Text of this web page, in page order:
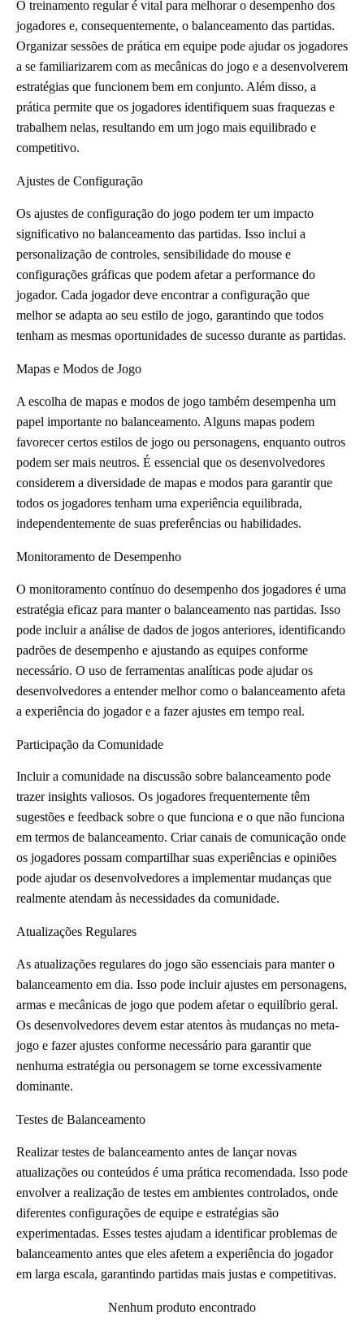
O treinamento regular é vital para melhorar o desempenho dos
jogadores e, consequentemente, o balanceamento das partidas.
Organizar sessões de prática em equipe pode ajudar os jogadores
a se familiarizarem com as mecânicas do jogo e a desenvolverem
estratégias que funcionem bem em conjunto. Além disso, a
prática permite que os jogadores identifiquem suas fraquezas e
trabalhem nelas, resultando em um jogo mais equilibrado e
competitivo.
Ajustes de Configuração
Os ajustes de configuração do jogo podem ter um impacto
significativo no balanceamento das partidas. Isso inclui a
personalização de controles, sensibilidade do mouse e
configurações gráficas que podem afetar a performance do
jogador. Cada jogador deve encontrar a configuração que
melhor se adapta ao seu estilo de jogo, garantindo que todos
tenham as mesmas oportunidades de sucesso durante as partidas.
Mapas e Modos de Jogo
A escolha de mapas e modos de jogo também desempenha um
papel importante no balanceamento. Alguns mapas podem
favorecer certos estilos de jogo ou personagens, enquanto outros
podem ser mais neutros. É essencial que os desenvolvedores
considerem a diversidade de mapas e modos para garantir que
todos os jogadores tenham uma experiência equilibrada,
independentemente de suas preferências ou habilidades.
Monitoramento de Desempenho
O monitoramento contínuo do desempenho dos jogadores é uma
estratégia eficaz para manter o balanceamento nas partidas. Isso
pode incluir a análise de dados de jogos anteriores, identificando
padrões de desempenho e ajustando as equipes conforme
necessário. O uso de ferramentas analíticas pode ajudar os
desenvolvedores a entender melhor como o balanceamento afeta
a experiência do jogador e a fazer ajustes em tempo real.
Participação da Comunidade
Incluir a comunidade na discussão sobre balanceamento pode
trazer insights valiosos. Os jogadores frequentemente têm
sugestões e feedback sobre o que funciona e o que não funciona
em termos de balanceamento. Criar canais de comunicação onde
os jogadores possam compartilhar suas experiências e opiniões
pode ajudar os desenvolvedores a implementar mudanças que
realmente atendam às necessidades da comunidade.
Atualizações Regulares
As atualizações regulares do jogo são essenciais para manter o
balanceamento em dia. Isso pode incluir ajustes em personagens,
armas e mecânicas de jogo que podem afetar o equilíbrio geral.
Os desenvolvedores devem estar atentos às mudanças no meta-
jogo e fazer ajustes conforme necessário para garantir que
nenhuma estratégia ou personagem se torne excessivamente
dominante.
Testes de Balanceamento
Realizar testes de balanceamento antes de lançar novas
atualizações ou conteúdos é uma prática recomendada. Isso pode
envolver a realização de testes em ambientes controlados, onde
diferentes configurações de equipe e estratégias são
experimentadas. Esses testes ajudam a identificar problemas de
balanceamento antes que eles afetem a experiência do jogador
em larga escala, garantindo partidas mais justas e competitivas.
Nenhum produto encontrado